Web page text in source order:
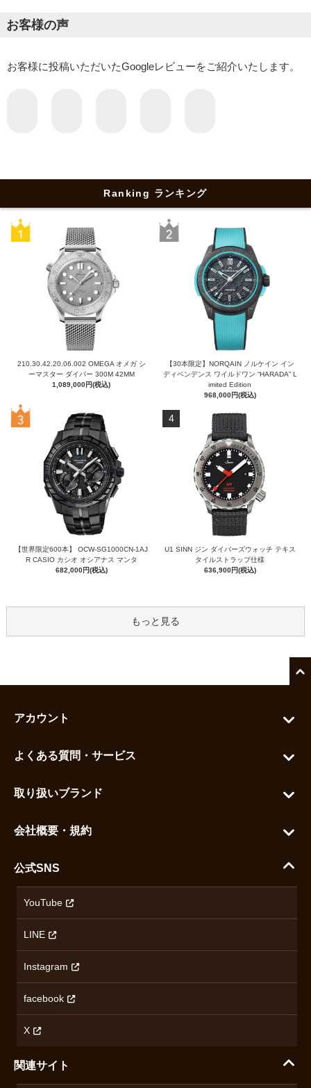
お客様の声
お客様に投稿いただいたGoogleレビューをご紹介いたします。
Ranking ランキング
210.30.42.20.06.002 OMEGA オメガ シ
ーマスター ダイバー 300M 42MM
1,089,000円(税込)
【30本限定】NORQAIN ノルケイン イン
ディペンデンス ワイルドワン “HARADA” L
imited Edition
968,000円(税込)
【世界限定600本】 OCW-SG1000CN-1AJ
R CASIO カシオ オシアナス マンタ
682,000円(税込)
4
U1 SINN ジン ダイバーズウォッチ テキス
タイルストラップ仕様
636,900円(税込)
もっと見る
アカウント
お気に入りを見る
よくある質問・サービス
ご利用ガイド
配送・送料について
ハラダの保証とアフターサービス
取り扱いブランド
セイコー
カシオ
オリエントスター
ロンジン
チューダー
ブランド一覧を見る
会社概要・規約
沿革
プライバシーポリシー
無断転載・商用利用について
コンテンツ制作ポリシーおよび生成AIの利用指針
公式SNS
YouTube
LINE
Instagram
facebook
X
関連サイト